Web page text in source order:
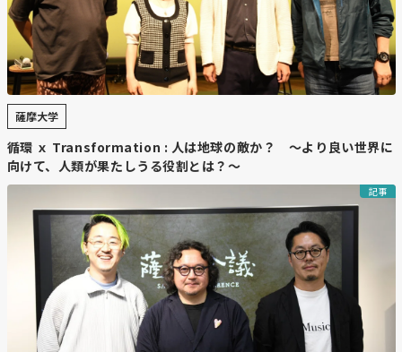
👇富山浩樹のプロフィールはこちら
https://note.com/tomiyama_hiroki/n/n12dbe768b946
薩摩大学
循環 ｘ Transformation : 人は地球の敵か？ 〜より良い世界に
向けて、人類が果たしうる役割とは？～
記事